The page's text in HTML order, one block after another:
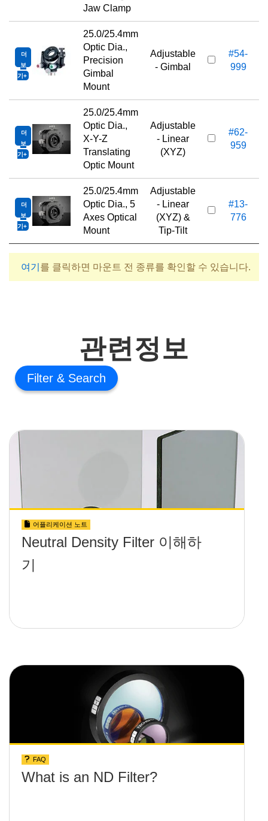
Jaw Clamp
더
보
기
25.0/25.4mm
Optic Dia.,
Precision
Gimbal
Mount
Adjustable
- Gimbal
#54-
999
더
보
기
25.0/25.4mm
Optic Dia.,
X-Y-Z
Translating
Optic Mount
Adjustable
- Linear
(XYZ)
#62-
959
더
보
기
25.0/25.4mm
Optic Dia., 5
Axes Optical
Mount
Adjustable
- Linear
(XYZ) &
Tip-Tilt
#13-
776
여기 를 클릭하면 마운트 전 종류를 확인할 수 있습니다.
관련정보
Filter
어플리케이션 노트
Neutral Density Filter 이해하
기
FAQ
What is an ND Filter?